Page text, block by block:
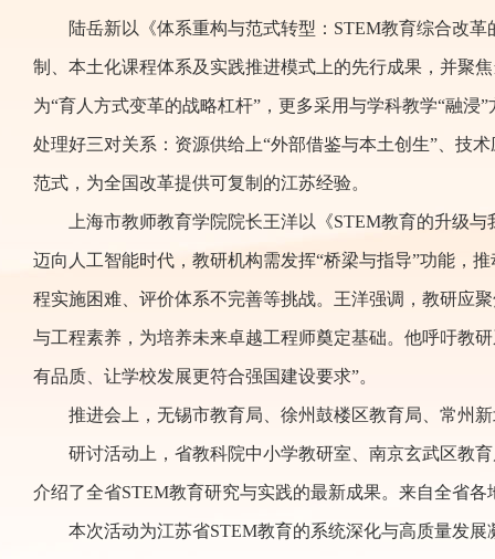
陆岳新以《体系重构与范式转型：STEM教育综合改
制、本土化课程体系及实践推进模式上的先行成果，并聚
为“育人方式变革的战略杠杆”，更多采用与学科教学“融
处理好三对关系：资源供给上“外部借鉴与本土创生”、技
范式，为全国改革提供可复制的江苏经验。
上海市教师教育学院院长王洋以《STEM教育的升级
迈向人工智能时代，教研机构需发挥“桥梁与指导”功能，
程实施困难、评价体系不完善等挑战。王洋强调，教研应
与工程素养，为培养未来卓越工程师奠定基础。他呼吁教
有品质、让学校发展更符合强国建设要求”。
推进会上，无锡市教育局、徐州鼓楼区教育局、常州
研讨活动上，省教科院中小学教研室、南京玄武区教
介绍了全省STEM教育研究与实践的最新成果。来自全省
本次活动为江苏省STEM教育的系统深化与高质量发